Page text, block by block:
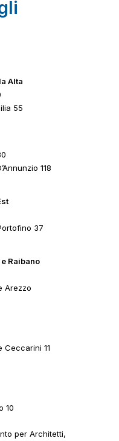
Alta
55
118
37
Raibano
Arezzo
Ceccarini 11
10
per Architetti,